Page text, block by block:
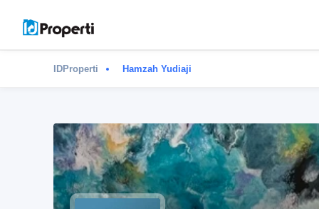
IDProperti Hamzah Yudiaji